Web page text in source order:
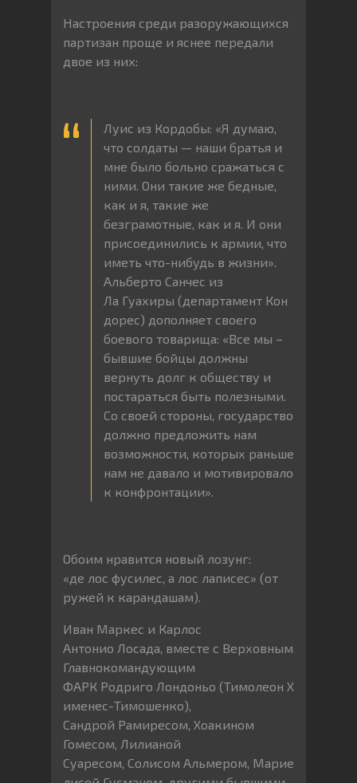
Настроения среди разоружающихся
партизан проще и яснее передали
двое из них:
Луис из Кордобы: «Я думаю,
что солдаты — наши братья и
мне было больно сражаться с
ними. Они такие же бедные,
как и я, такие же
безграмотные, как и я. И они
присоединились к армии, что
иметь что-нибудь в жизни».
Альберто Санчес из
Ла Гуахиры (департамент Кон
дорес) дополняет своего
боевого товарища: «Все мы –
бывшие бойцы должны
вернуть долг к обществу и
постараться быть полезными.
Со своей стороны, государство
должно предложить нам
возможности, которых раньше
нам не давало и мотивировало
к конфронтации».
Обоим нравится новый лозунг:
«де лос фусилес, а лос лаписес» (от
ружей к карандашам).
Иван Маркес и Карлос
Антонио Лосада, вместе с Верховным
Главнокомандующим
ФАРК Родриго Лондоньо (Тимолеон Х
именес-Тимошенко),
Сандрой Рамиресом, Хоакином
Гомесом, Лилианой
Суаресом, Солисом Альмером, Марие